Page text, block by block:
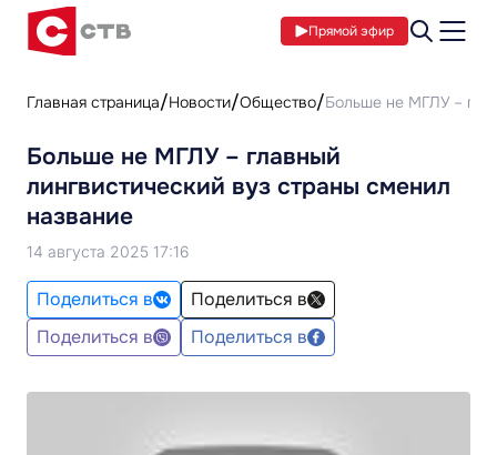
Прямой эфир
Главная страница Новости Общество Больше не МГЛУ –
Больше не МГЛУ – главный
лингвистический вуз страны сменил
название
14 августа 2025 17:16
Поделиться в
Поделиться в
Поделиться в
Поделиться в